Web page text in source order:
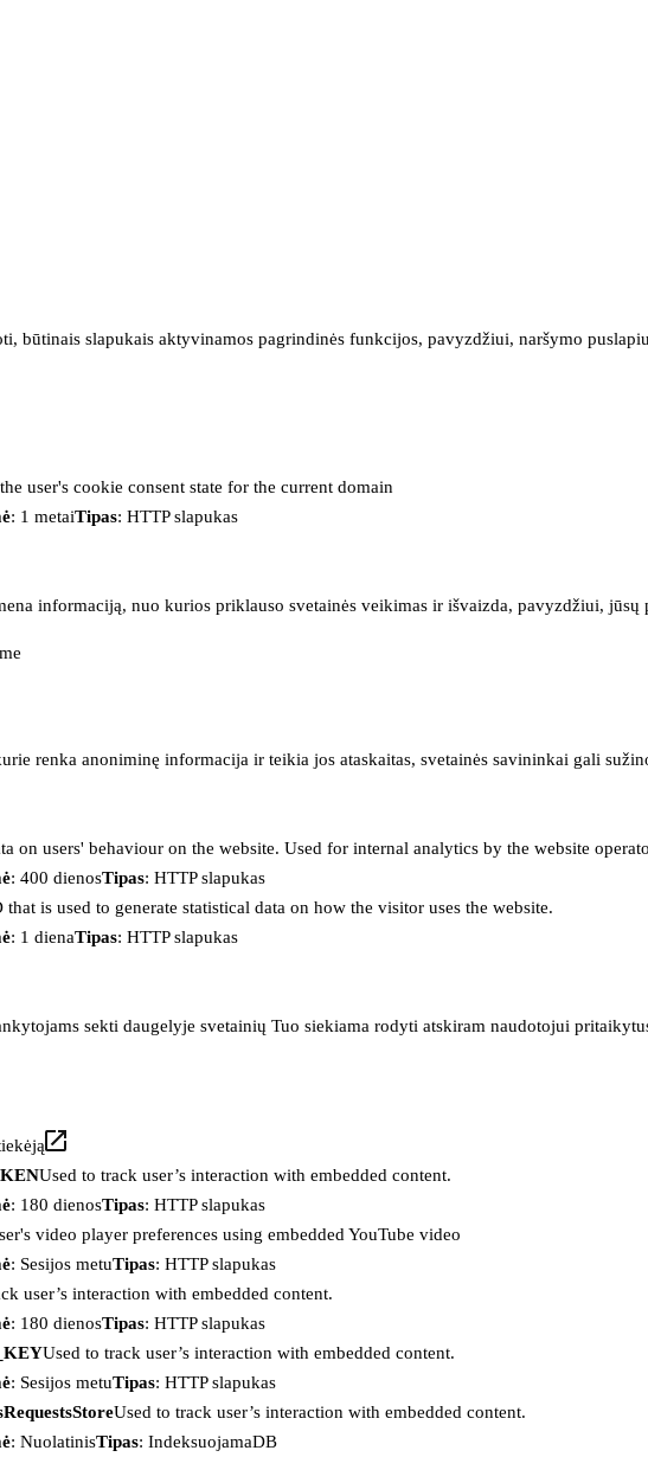
būtinais slapukais aktyvinamos pagrindinės funkcijos, pavyzdžiui, naršymo
user's cookie consent state for the current domain
: 1 metaiTipas: HTTP slapukas
informaciją, nuo kurios priklauso svetainės veikimas ir išvaizda, pavyzdžiui, jūsų
renka anoniminę informacija ir teikia jos ataskaitas, svetainės savininkai gali
on users' behaviour on the website. Used for internal analytics by the website
: 400 dienosTipas: HTTP slapukas
is used to generate statistical data on how the visitor uses the website.
: 1 dienaTipas: HTTP slapukas
sekti daugelyje svetainių Tuo siekiama rodyti atskiram naudotojui
Used to track user’s interaction with embedded content.
: 180 dienosTipas: HTTP slapukas
video player preferences using embedded YouTube video
: Sesijos metuTipas: HTTP slapukas
user’s interaction with embedded content.
: 180 dienosTipas: HTTP slapukas
Used to track user’s interaction with embedded content.
: Sesijos metuTipas: HTTP slapukas
Used to track user’s interaction with embedded content.
: NuolatinisTipas: IndeksuojamaDB